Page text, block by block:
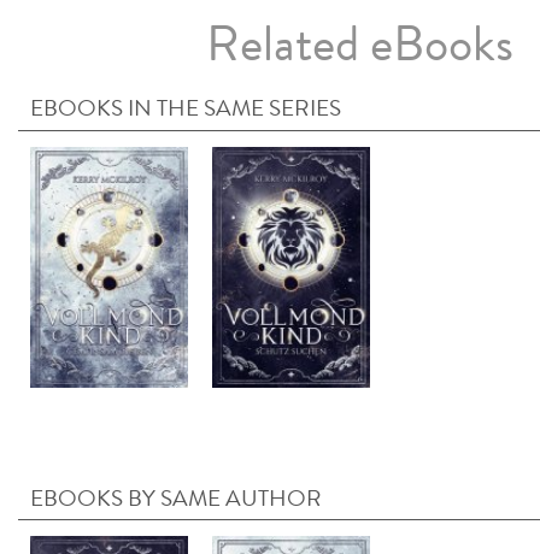
Related eBooks
EBOOKS IN THE SAME SERIES
EBOOKS BY SAME AUTHOR